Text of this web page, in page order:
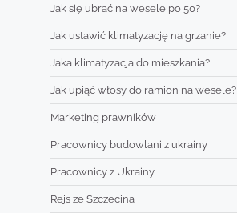
Jak się ubrać na wesele po 50?
Jak ustawić klimatyzację na grzanie?
Jaka klimatyzacja do mieszkania?
Jak upiąć włosy do ramion na wesele?
Marketing prawników
Pracownicy budowlani z ukrainy
Pracownicy z Ukrainy
Rejs ze Szczecina